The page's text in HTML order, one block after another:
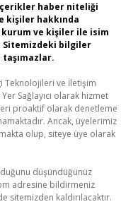
haber niteliği
kişiler hakkında
kurum ve kişiler ile isim
bilgiler
Teknolojileri ve İletişim
Sağlayıcı olarak hizmet
proaktif olarak denetleme
Ancak, üyelerimiz
olup, siteye üye olarak
düşündüğünüz
adresine bildirmeniz
sitemizden kaldırılacaktır.